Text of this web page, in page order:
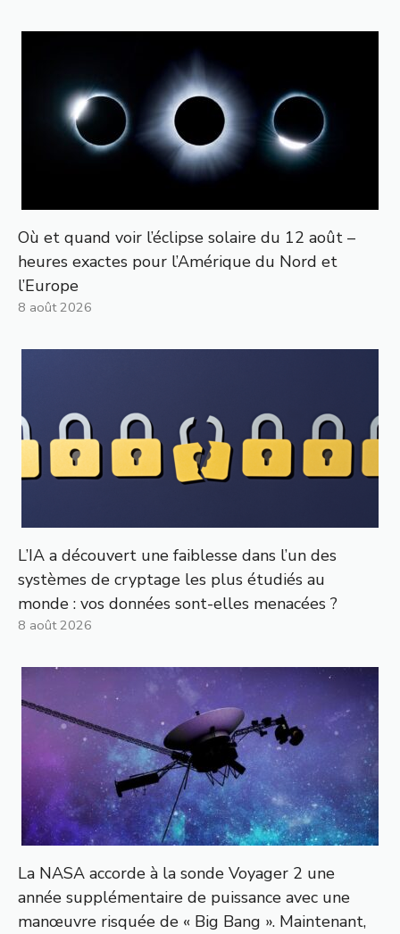
Où et quand voir l’éclipse solaire du 12 août –
heures exactes pour l’Amérique du Nord et
l’Europe
8 août 2026
L’IA a découvert une faiblesse dans l’un des
systèmes de cryptage les plus étudiés au
monde : vos données sont-elles menacées ?
8 août 2026
La NASA accorde à la sonde Voyager 2 une
année supplémentaire de puissance avec une
manœuvre risquée de « Big Bang ». Maintenant,